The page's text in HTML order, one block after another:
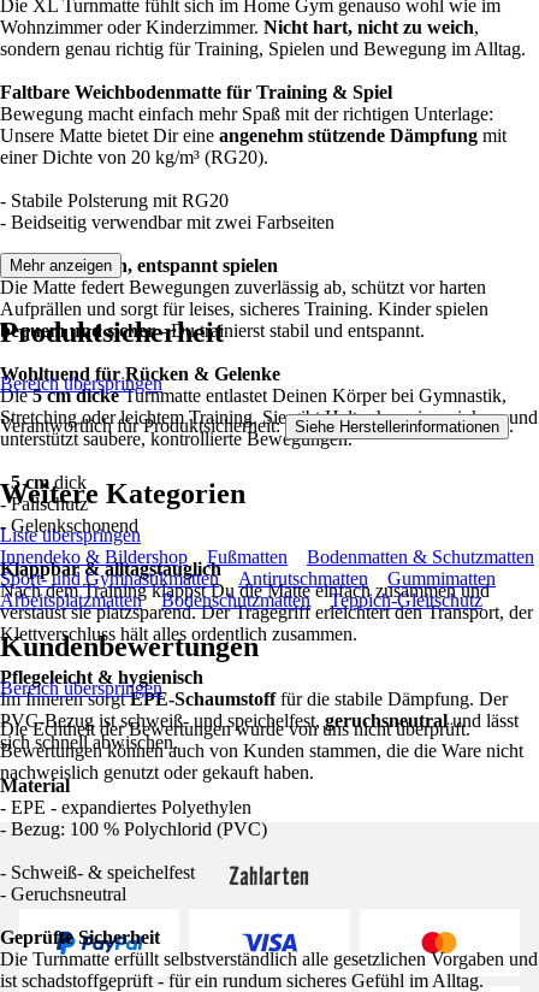
Die XL Turnmatte fühlt sich im Home Gym genauso wohl wie im
Wohnzimmer oder Kinderzimmer. Nicht hart, nicht zu weich,
sondern genau richtig für Training, Spielen und Bewegung im Alltag.
Faltbare Weichbodenmatte für Training & Spiel
Bewegung macht einfach mehr Spaß mit der richtigen Unterlage:
Unsere Matte bietet Dir eine angenehm stützende Dämpfung mit
einer Dichte von 20 kg/m³ (RG20).
- Stabile Polsterung mit RG20
- Beidseitig verwendbar mit zwei Farbseiten
Sicher bewegen, entspannt spielen
Die Matte federt Bewegungen zuverlässig ab, schützt vor harten
Aufprällen und sorgt für leises, sicheres Training. Kinder spielen
bequem und sicher- Du trainierst stabil und entspannt.
Wohltuend für Rücken & Gelenke
Die5 cm dickeTurnmatte entlastet Deinen Körper bei Gymnastik,
Stretching oder leichtem Training. Sie gibt Halt, ohne einzusinken, und
unterstützt saubere, kontrollierte Bewegungen.
- 5 cmdick
- Fallschutz
- Gelenkschonend
Klappbar & alltagstauglich
Nach dem Training klappst Du die Matte einfach zusammen und
verstaust sie platzsparend. Der Tragegriff erleichtert den Transport, der
Klettverschluss hält alles ordentlich zusammen.
Pflegeleicht & hygienisch
Im Inneren sorgtEPE-Schaumstofffür die stabile Dämpfung. Der
PVC-Bezug ist schweiß- und speichelfest, geruchsneutralund lässt
sich schnell abwischen.
Material
- EPE - expandiertes Polyethylen
- Bezug: 100 % Polychlorid (PVC)
- Schweiß- & speichelfest
- Geruchsneutral
Geprüfte Sicherheit
Die Turnmatte erfüllt selbstverständlich alle gesetzlichen Vorgaben und
ist schadstoffgeprüft - für ein rundum sicheres Gefühl im Alltag.
Mehr anzeigen
Produktsicherheit
Bereich überspringen
Verantwortlich für Produktsicherheit: Siehe Herstellerinformationen .
Weitere Kategorien
Liste überspringen
Innendeko & Bildershop
Fußmatten
Bodenmatten & Schutzmatten
Sport- und Gymnastikmatten
Antirutschmatten
Gummimatten
Arbeitsplatzmatten
Bodenschutzmatten Teppich-Gleitschutz
Kundenbewertungen
Bereich überspringen
Die Echtheit der Bewertungen wurde von uns nicht überprüft.
Bewertungen können auch von Kunden stammen, die die Ware nicht
nachweislich genutzt oder gekauft haben.
Zahlarten